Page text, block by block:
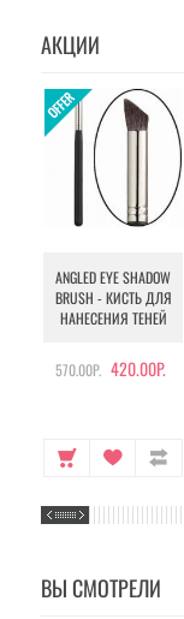
АКЦИИ
ANGLED EYE SHADOW
BRUSH - КИСТЬ ДЛЯ
НАНЕСЕНИЯ ТЕНЕЙ
570.00Р. 420.00Р.
ВЫ СМОТРЕЛИ